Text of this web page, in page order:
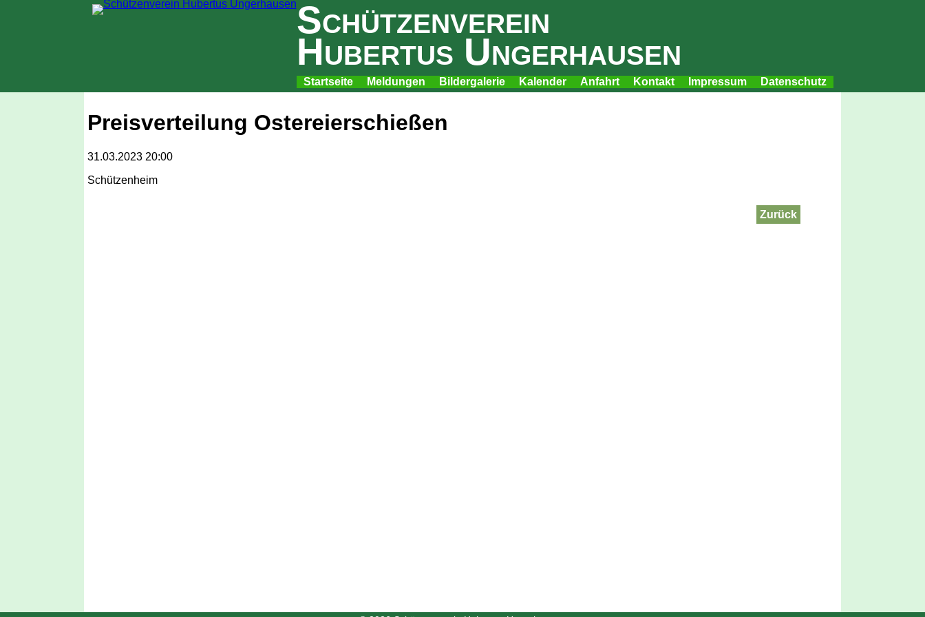
Schützenverein
Hubertus Ungerhausen
Navigation
überspringen
Startseite Meldungen Bildergalerie Kalender Anfahrt Kontakt Impressum Datenschutz
Preisverteilung Ostereierschießen
31.03.2023 20:00
Schützenheim
Zurück